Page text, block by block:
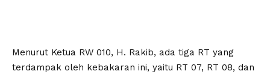
Menurut Ketua RW 010, H. Rakib, ada tiga RT yang
terdampak oleh kebakaran ini, yaitu RT 07, RT 08, dan